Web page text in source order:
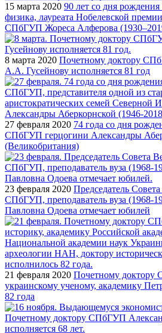
15 марта 2020 90 лет со дня
физика, лауреата Нобелевской
СПбГУП Жореса Алферова
8 марта 2020 Почетному доктору
А.А. Гусейнову исполняется 81 год
27 февраля 2020 74 года со дня
СПбГУП герцогини Александры
(Великобритания)
23 февраля 2020 Председатель
СПбГУП, преподаватель вуза (1968-
Павловна Одоева отмечает юбилей
21 февраля 2020 Почетному
украинскому ученому, академику
82 года